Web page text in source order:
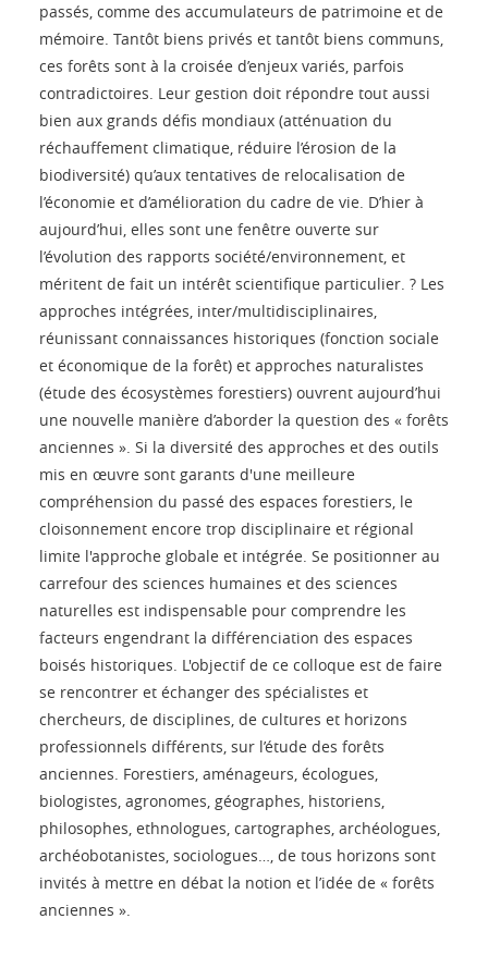
passés, comme des accumulateurs de patrimoine et de
mémoire. Tantôt biens privés et tantôt biens communs,
ces forêts sont à la croisée d’enjeux variés, parfois
contradictoires. Leur gestion doit répondre tout aussi
bien aux grands défis mondiaux (atténuation du
réchauffement climatique, réduire l’érosion de la
biodiversité) qu’aux tentatives de relocalisation de
l’économie et d’amélioration du cadre de vie. D’hier à
aujourd’hui, elles sont une fenêtre ouverte sur
l’évolution des rapports société/environnement, et
méritent de fait un intérêt scientifique particulier. ? Les
approches intégrées, inter/multidisciplinaires,
réunissant connaissances historiques (fonction sociale
et économique de la forêt) et approches naturalistes
(étude des écosystèmes forestiers) ouvrent aujourd’hui
une nouvelle manière d’aborder la question des « forêts
anciennes ». Si la diversité des approches et des outils
mis en œuvre sont garants d'une meilleure
compréhension du passé des espaces forestiers, le
cloisonnement encore trop disciplinaire et régional
limite l'approche globale et intégrée. Se positionner au
carrefour des sciences humaines et des sciences
naturelles est indispensable pour comprendre les
facteurs engendrant la différenciation des espaces
boisés historiques. L'objectif de ce colloque est de faire
se rencontrer et échanger des spécialistes et
chercheurs, de disciplines, de cultures et horizons
professionnels différents, sur l’étude des forêts
anciennes. Forestiers, aménageurs, écologues,
biologistes, agronomes, géographes, historiens,
philosophes, ethnologues, cartographes, archéologues,
archéobotanistes, sociologues…, de tous horizons sont
invités à mettre en débat la notion et l’idée de « forêts
anciennes ».